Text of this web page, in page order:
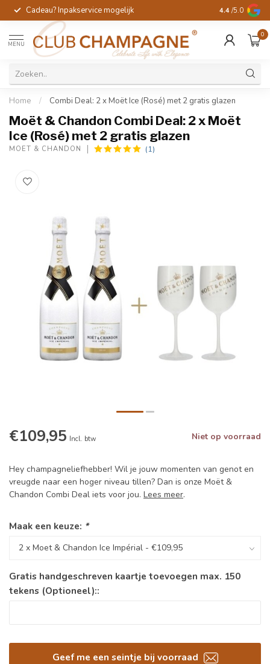
Cadeau? Inpakservice mogelijk Gratis
4.4 /5.0
MENU
0
Home / Combi Deal: 2 x Moët Ice (Rosé) met 2 gratis glazen
Moët & Chandon Combi Deal: 2 x Moët
Ice (Rosé) met 2 gratis glazen
MOËT & CHANDON (1)
€109,95 Incl. btw Niet op voorraad
Hey champagneliefhebber! Wil je jouw momenten van genot en
vreugde naar een hoger niveau tillen? Dan is onze Moët &
Chandon Combi Deal iets voor jou. Lees meer.
Maak een keuze: *
Gratis handgeschreven kaartje toevoegen max. 150
tekens (Optioneel)::
Geef me een seintje bij voorraad